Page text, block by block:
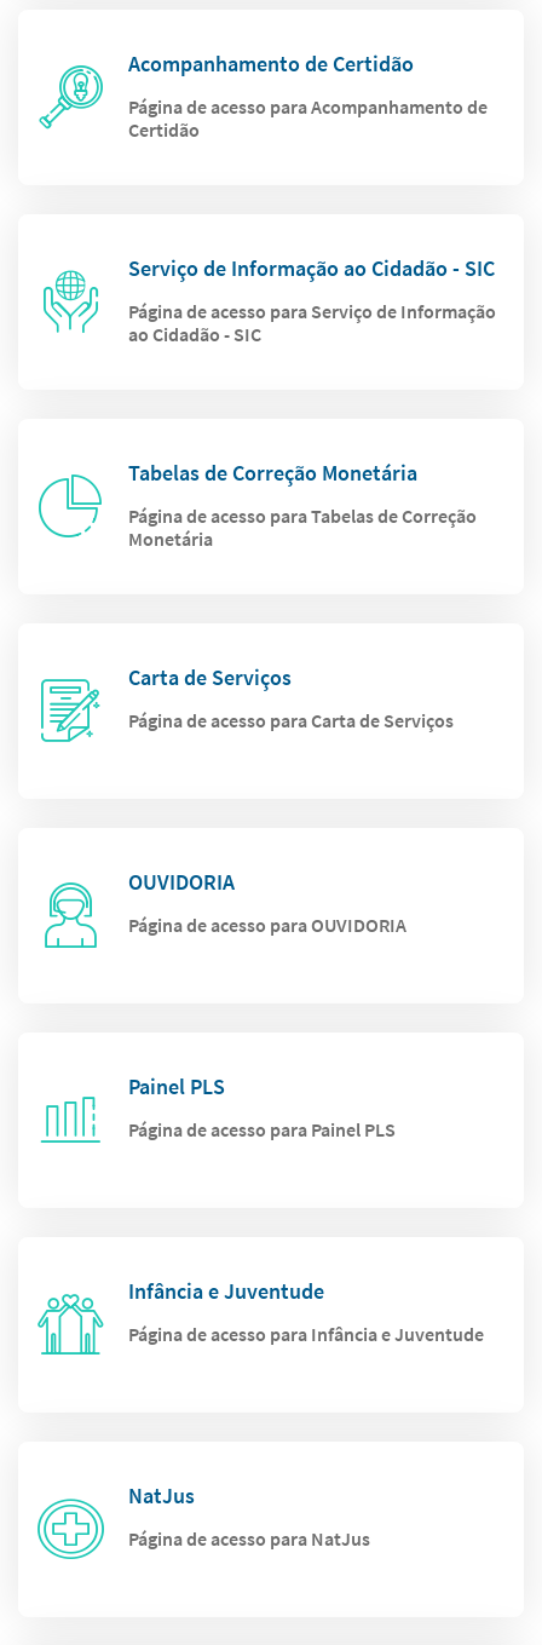
Acompanhamento de Certidão
Página de acesso para Acompanhamento de
Certidão
Serviço de Informação ao Cidadão - SIC
Página de acesso para Serviço de Informação
ao Cidadão - SIC
Tabelas de Correção Monetária
Página de acesso para Tabelas de Correção
Monetária
Carta de Serviços
Página de acesso para Carta de Serviços
OUVIDORIA
Página de acesso para OUVIDORIA
Painel PLS
Página de acesso para Painel PLS
Infância e Juventude
Página de acesso para Infância e Juventude
NatJus
Página de acesso para NatJus